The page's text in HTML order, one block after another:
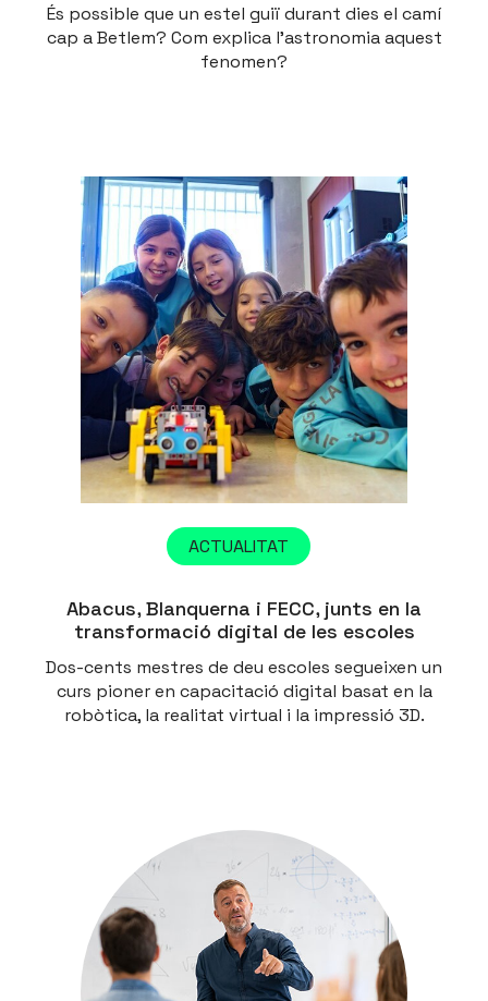
És possible que un estel guiï durant dies el camí
cap a Betlem? Com explica l’astronomia aquest
fenomen?
ACTUALITAT
Abacus, Blanquerna i FECC, junts en la
transformació digital de les escoles
Dos-cents mestres de deu escoles segueixen un
curs pioner en capacitació digital basat en la
robòtica, la realitat virtual i la impressió 3D.